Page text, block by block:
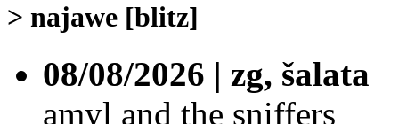
> najawe [blitz]
08/08/2026 | zg, šalata
amyl and the sniffers